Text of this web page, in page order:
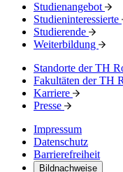
Studienangebot
Studieninteressierte
Studierende
Weiterbildung
Standorte der TH
Fakultäten der TH
Karriere
Presse
Impressum
Datenschutz
Barrierefreiheit
Bildnachweise